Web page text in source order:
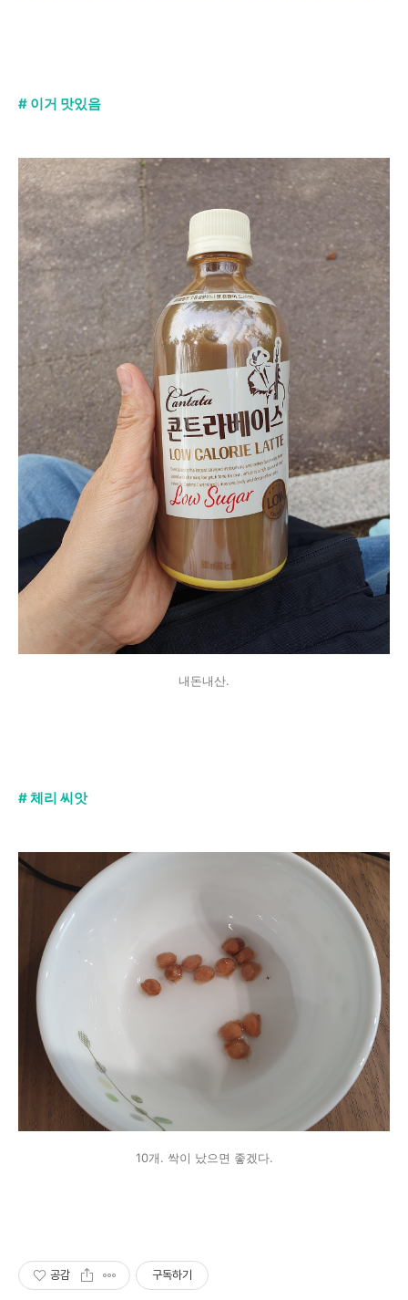
# 이거 맛있음
내돈내산.
# 체리 씨앗
10개. 싹이 났으면 좋겠다.
공감 구독하기